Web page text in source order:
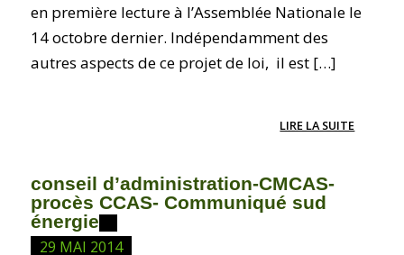
en première lecture à l’Assemblée Nationale le
14 octobre dernier. Indépendamment des
autres aspects de ce projet de loi, il est […]
LIRE LA SUITE
conseil d’administration-CMCAS-
procès CCAS- Communiqué sud
énergie
29 MAI 2014